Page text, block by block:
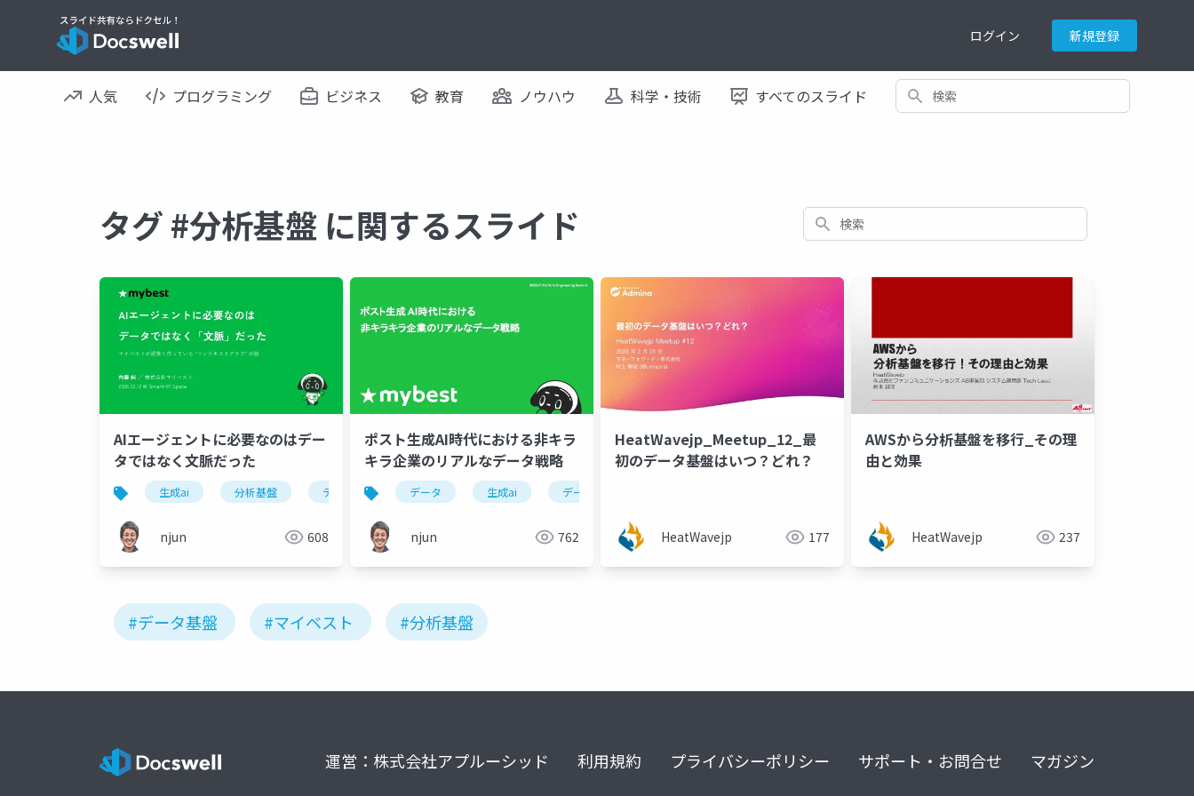
ログイン 新規登録
人気 プログラミング ビジネス 教育 ノウハウ 科学・技術 すべてのスライド 検索
タグ #分析基盤 に関するスライド 検索
AIエージェントに必要なのはデー
タではなく文脈だった
生成ai 分析基盤 データ戦略
njun 608
ポスト生成AI時代における非キラ
キラ企業のリアルなデータ戦略
データ 生成ai データ戦略
njun 762
HeatWavejp_Meetup_12_最
初のデータ基盤はいつ？どれ？
HeatWavejp 177
AWSから分析基盤を移行_その理
由と効果
HeatWavejp 237
#データ基盤 #マイベスト #分析基盤
運営：株式会社アプルーシッド 利用規約 プライバシーポリシー サポート・お問合せ マガジン